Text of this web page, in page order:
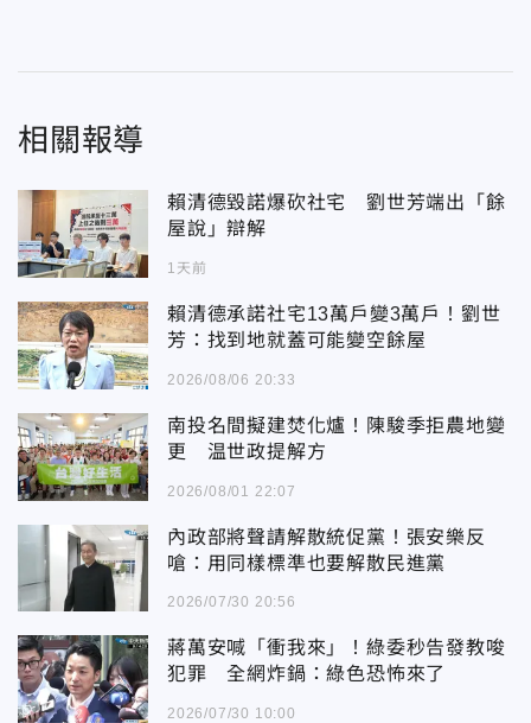
相關報導
賴清德毀諾爆砍社宅 劉世芳端出「餘
屋說」辯解
1天前
賴清德承諾社宅13萬戶變3萬戶！劉世
芳：找到地就蓋可能變空餘屋
2026/08/06 20:33
南投名間擬建焚化爐！陳駿季拒農地變
更 温世政提解方
2026/08/01 22:07
內政部將聲請解散統促黨！張安樂反
嗆：用同樣標準也要解散民進黨
2026/07/30 20:56
蔣萬安喊「衝我來」！綠委秒告發教唆
犯罪 全網炸鍋：綠色恐怖來了
2026/07/30 10:00